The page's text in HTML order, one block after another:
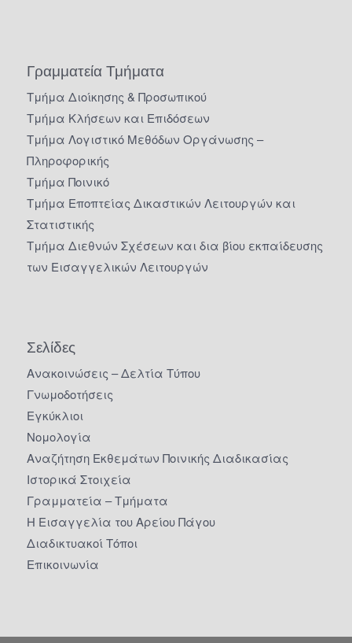
Γραμματεία Τμήματα
Τμήμα Διοίκησης & Προσωπικού
Τμήμα Κλήσεων και Επιδόσεων
Τμήμα Λογιστικό Μεθόδων Οργάνωσης –
Πληροφορικής
Τμήμα Ποινικό
Τμήμα Εποπτείας Δικαστικών Λειτουργών και
Στατιστικής
Τμήμα Διεθνών Σχέσεων και δια βίου εκπαίδευσης
των Εισαγγελικών Λειτουργών
Σελίδες
Ανακοινώσεις – Δελτία Τύπου
Γνωμοδοτήσεις
Εγκύκλιοι
Νομολογία
Αναζήτηση Εκθεμάτων Ποινικής Διαδικασίας
Ιστορικά Στοιχεία
Γραμματεία – Τμήματα
Η Εισαγγελία του Αρείου Πάγου
Διαδικτυακοί Τόποι
Επικοινωνία